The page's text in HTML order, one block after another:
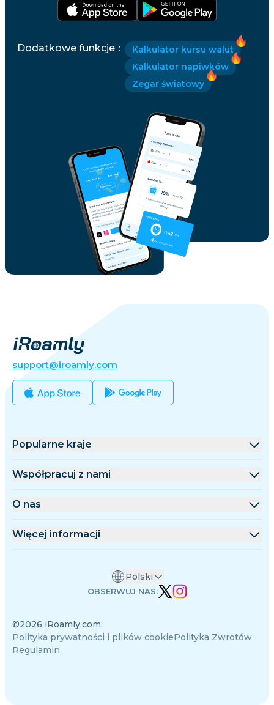
Dodatkowe funkcje ：
Kalkulator kursu walut
Kalkulator napiwków
Zegar światowy
support@iroamly.com
Popularne kraje
Stany Zjednoczone
Francja
Indie
Hiszpania
Współpracuj z nami
Platforma hurtowa
Dokumentacja API
O nas
O iRoamly
Więcej informacji
Zespół autorów
Obsługiwane urządzenia eSIM
©2026 iRoamly.com
Polityka prywatności i plików cookiePolityka Zwrotów
Regulamin
Polski
OBSERWUJ NAS: